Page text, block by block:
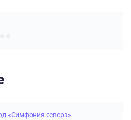
«Симфония севера»